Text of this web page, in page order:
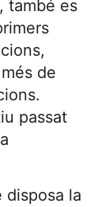
també es
de
passat
disposa la